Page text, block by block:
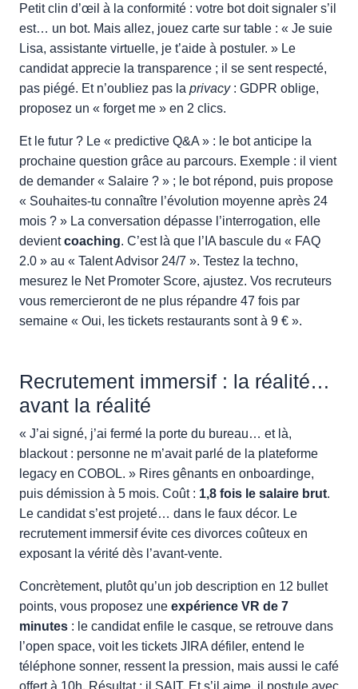
Petit clin d’œil à la conformité : votre bot doit signaler s’il
est… un bot. Mais allez, jouez carte sur table : « Je suie
Lisa, assistante virtuelle, je t’aide à postuler. » Le
candidat apprecie la transparence ; il se sent respecté,
pas piégé. Et n’oubliez pas la privacy: GDPR oblige,
proposez un « forget me » en 2 clics.
Et le futur ? Le « predictive Q&A » : le bot anticipe la
prochaine question grâce au parcours. Exemple : il vient
de demander « Salaire ? » ; le bot répond, puis propose
« Souhaites-tu connaître l’évolution moyenne après 24
mois ? » La conversation dépasse l’interrogation, elle
devientcoaching. C’est là que l’IA bascule du « FAQ
2.0 » au « Talent Advisor 24/7 ». Testez la techno,
mesurez le Net Promoter Score, ajustez. Vos recruteurs
vous remercieront de ne plus répandre 47 fois par
semaine « Oui, les tickets restaurants sont à 9 € ».
Recrutement immersif : la réalité…
avant la réalité
« J’ai signé, j’ai fermé la porte du bureau… et là,
blackout : personne ne m’avait parlé de la plateforme
legacy en COBOL. » Rires gênants en onboardinge,
puis démission à 5 mois. Coût : 1,8 fois le salaire brut.
Le candidat s’est projeté… dans le faux décor. Le
recrutement immersif évite ces divorces coûteux en
exposant la vérité dès l’avant-vente.
Concrètement, plutôt qu’un job description en 12 bullet
points, vous proposez une expérience VR de 7
minutes : le candidat enfile le casque, se retrouve dans
l’open space, voit les tickets JIRA défiler, entend le
téléphone sonner, ressent la pression, mais aussi le café
offert à 10h. Résultat : il SAIT. Et s’il aime, il postule avec